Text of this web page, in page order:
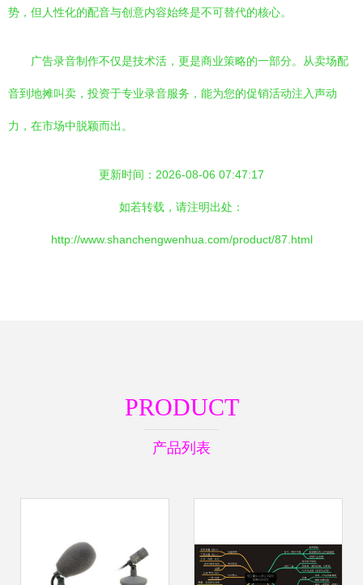
势，但人性化的配音与创意内容始终是不可替代的核心。
广告录音制作不仅是技术活，更是商业策略的一部分。从卖场配
音到地摊叫卖，投资于专业录音服务，能为您的促销活动注入声动
力，在市场中脱颖而出。
更新时间：2026-08-06 07:47:17
如若转载，请注明出处：
http://www.shanchengwenhua.com/product/87.html
PRODUCT
产品列表